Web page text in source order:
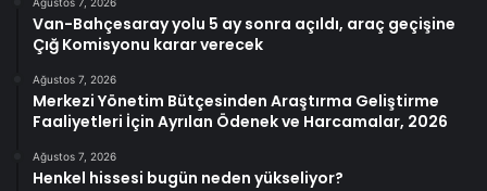
Van-Bahçesaray yolu 5 ay sonra açıldı, araç geçişine
Çığ Komisyonu karar verecek
Ağustos 7, 2026
Merkezi Yönetim Bütçesinden Araştırma Geliştirme
Faaliyetleri İçin Ayrılan Ödenek ve Harcamalar, 2026
Ağustos 7, 2026
Henkel hissesi bugün neden yükseliyor?